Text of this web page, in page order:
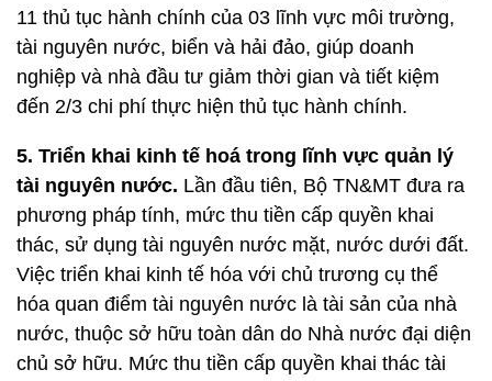
11 thủ tục hành chính của 03 lĩnh vực môi trường,
tài nguyên nước, biển và hải đảo, giúp doanh
nghiệp và nhà đầu tư giảm thời gian và tiết kiệm
đến 2/3 chi phí thực hiện thủ tục hành chính.
5. Triển khai kinh tế hoá trong lĩnh vực quản lý
tài nguyên nước. Lần đầu tiên, Bộ TN&MT đưa ra
phương pháp tính, mức thu tiền cấp quyền khai
thác, sử dụng tài nguyên nước mặt, nước dưới đất.
Việc triển khai kinh tế hóa với chủ trương cụ thể
hóa quan điểm tài nguyên nước là tài sản của nhà
nước, thuộc sở hữu toàn dân do Nhà nước đại diện
chủ sở hữu. Mức thu tiền cấp quyền khai thác tài